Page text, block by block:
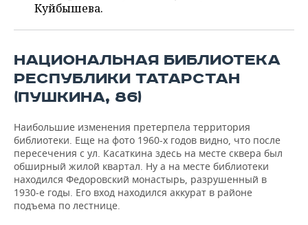
ONLINE-КОНФЕРЕНЦИИ
ХОККЕЙ
ВОЛЕЙБОЛ
КИБЕРСПОРТ
ФИГУРНОЕ КАТАНИЕ
ВОДНЫЕ ВИДЫ СПОРТА
ХОККЕЙ С МЯЧОМ
ВЛАСТЬ
ИСТОРИЯ
КУЛЬТУРА
МЕДИЦИНА
ОБРАЗОВАНИЕ
ПРОИСШЕСТВИЯ
СЮЖЕТЫ
СПИСОК ПЕРСОН
СПИСОК КОМПАНИЙ
ПОЛНАЯ ВЕРСИЯ
Куйбышева.
НАЦИОНАЛЬНАЯ БИБЛИОТЕКА
РЕСПУБЛИКИ ТАТАРСТАН
(ПУШКИНА, 86)
Наибольшие изменения претерпела территория
библиотеки. Еще на фото 1960-х годов видно, что после
пересечения с ул. Касаткина здесь на месте сквера был
обширный жилой квартал. Ну а на месте библиотеки
находился Федоровский монастырь, разрушенный в
1930-е годы. Его вход находился аккурат в районе
подъема по лестнице.